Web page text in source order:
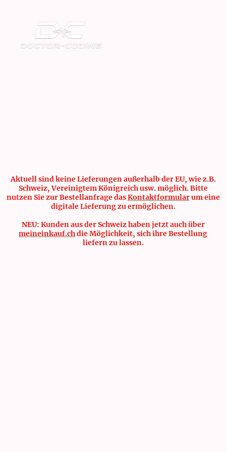
Aktuell sind keine Lieferungen außerhalb der EU, wie z.B.
Schweiz, Vereinigtem Königreich usw. möglich. Bitte
nutzen Sie zur Bestellanfrage dasKontaktformularum eine
digitale Lieferung zu ermöglichen.
NEU: Kunden aus der Schweiz haben jetzt auch über
meineinkauf.chdie Möglichkeit, sich ihre Bestellung
liefern zu lassen.